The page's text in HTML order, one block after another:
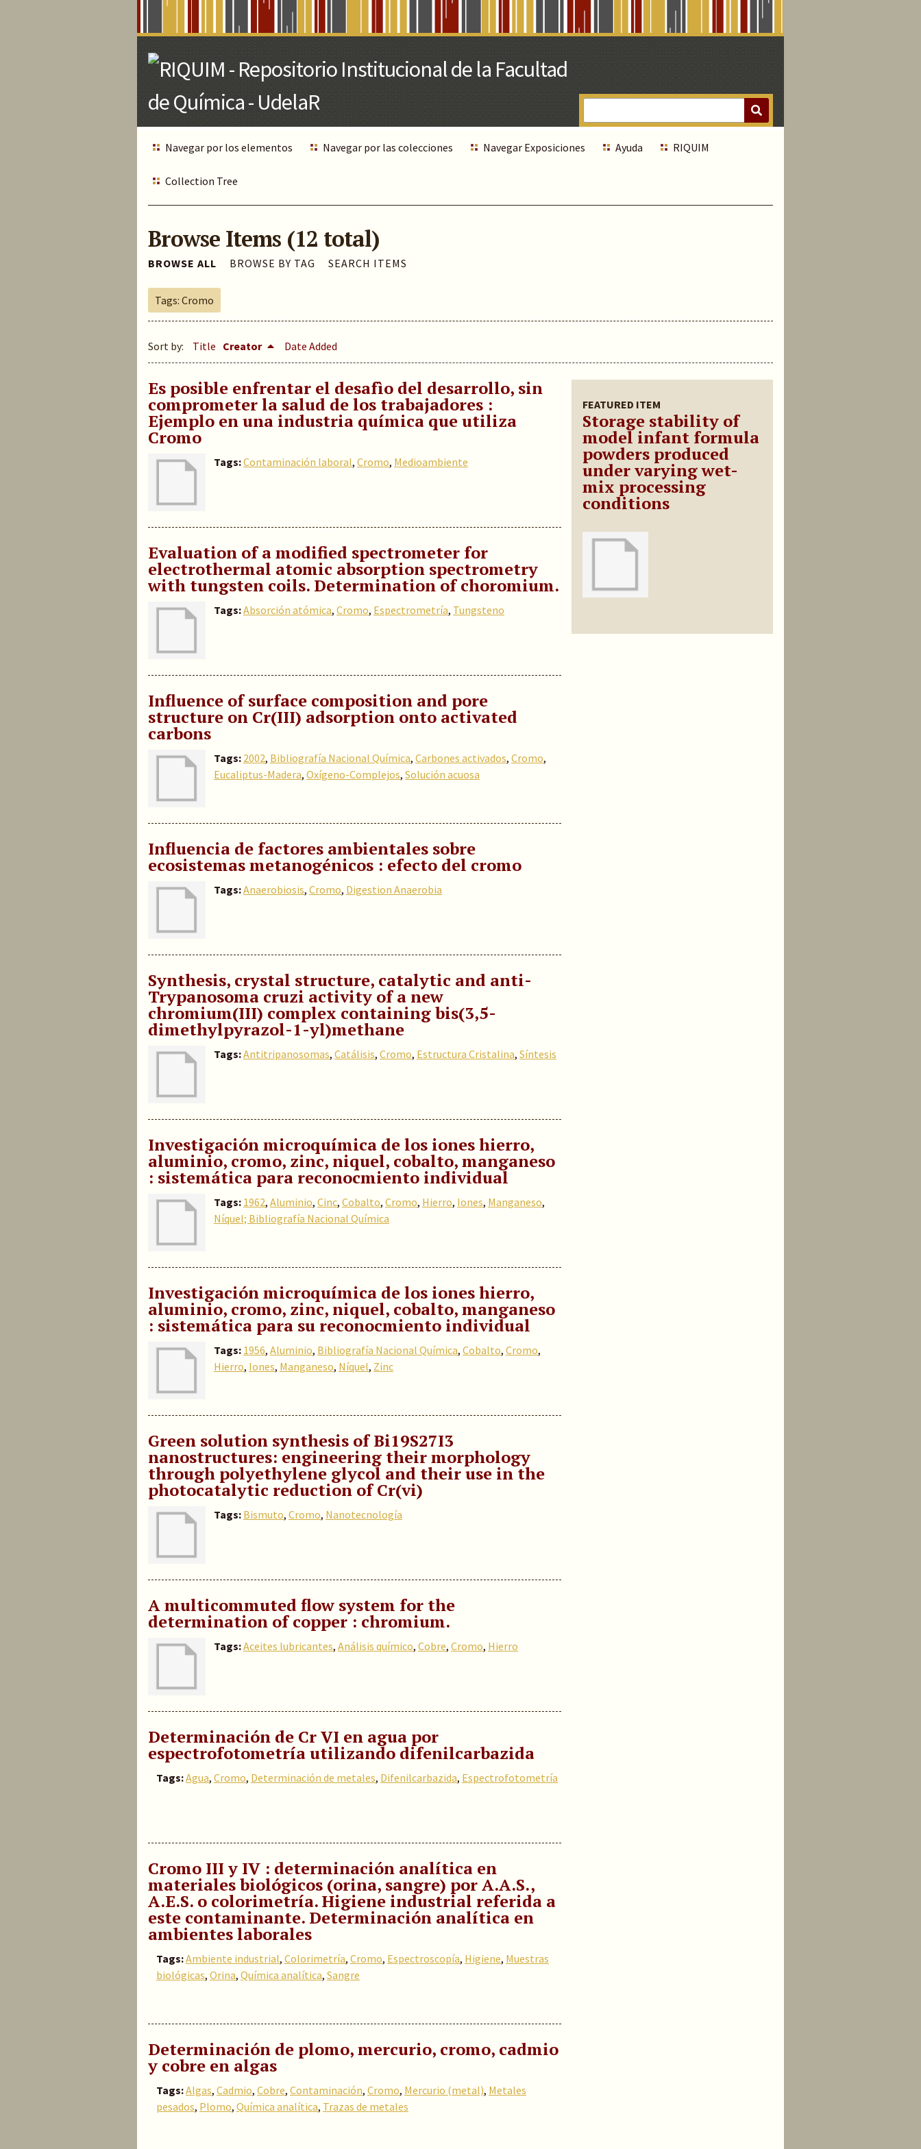
Navegar por los elementos Navegar por las colecciones Navegar Exposiciones Ayuda RIQUIM
Collection Tree
Browse Items (12 total)
BROWSE ALL BROWSE BY TAG SEARCH ITEMS
Tags: Cromo
Sort by: Title Creator Date Added
FEATURED ITEM
Storage stability of
model infant formula
powders produced
under varying wet-
mix processing
conditions
Es posible enfrentar el desafìo del desarrollo, sin
comprometer la salud de los trabajadores :
Ejemplo en una industria química que utiliza
Cromo
Tags:Contaminación laboral, Cromo, Medioambiente
Evaluation of a modified spectrometer for
electrothermal atomic absorption spectrometry
with tungsten coils. Determination of choromium.
Tags:Absorción atómica, Cromo, Espectrometría, Tungsteno
Influence of surface composition and pore
structure on Cr(III) adsorption onto activated
carbons
Tags: 2002, Bibliografía Nacional Química, Carbones activados, Cromo,
Eucaliptus-Madera, Oxígeno-Complejos, Solución acuosa
Influencia de factores ambientales sobre
ecosistemas metanogénicos : efecto del cromo
Tags:Anaerobiosis, Cromo, Digestion Anaerobia
Synthesis, crystal structure, catalytic and anti-
Trypanosoma cruzi activity of a new
chromium(III) complex containing bis(3,5-
dimethylpyrazol-1-yl)methane
Tags:Antitripanosomas, Catálisis, Cromo, Estructura Cristalina, Síntesis
Investigación microquímica de los iones hierro,
aluminio, cromo, zinc, niquel, cobalto, manganeso
: sistemática para reconocmiento individual
Tags: 1962, Aluminio, Cinc, Cobalto, Cromo, Hierro, Iones, Manganeso,
Níquel; Bibliografía Nacional Química
Investigación microquímica de los iones hierro,
aluminio, cromo, zinc, niquel, cobalto, manganeso
: sistemática para su reconocmiento individual
Tags: 1956, Aluminio, Bibliografía Nacional Química, Cobalto, Cromo,
Hierro, Iones, Manganeso, Níquel, Zinc
Green solution synthesis of Bi19S27I3
nanostructures: engineering their morphology
through polyethylene glycol and their use in the
photocatalytic reduction of Cr(vi)
Tags: Bismuto, Cromo, Nanotecnología
A multicommuted flow system for the
determination of copper : chromium.
Tags:Aceites lubricantes, Análisis químico, Cobre, Cromo, Hierro
Determinación de Cr VI en agua por
espectrofotometría utilizando difenilcarbazida
Tags:Agua, Cromo, Determinación de metales, Difenilcarbazida, Espectrofotometría
Cromo III y IV : determinación analítica en
materiales biológicos (orina, sangre) por A.A.S.,
A.E.S. o colorimetría. Higiene industrial referida a
este contaminante. Determinación analítica en
ambientes laborales
Tags:Ambiente industrial, Colorimetría, Cromo, Espectroscopía, Higiene, Muestras
biológicas, Orina, Química analítica, Sangre
Determinación de plomo, mercurio, cromo, cadmio
y cobre en algas
Tags:Algas, Cadmio, Cobre, Contaminación, Cromo, Mercurio (metal), Metales
pesados, Plomo, Química analítica, Trazas de metales